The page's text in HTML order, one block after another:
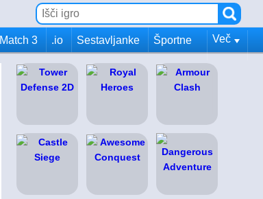
Match 3 .io Sestavljanke Športne Več